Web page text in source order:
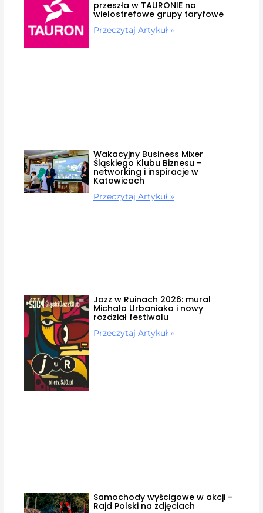
przeszła w TAURONIE na
wielostrefowe grupy taryfowe
Przeczytaj Artykuł »
Wakacyjny Business Mixer
Śląskiego Klubu Biznesu –
networking i inspiracje w
Katowicach
Przeczytaj Artykuł »
Jazz w Ruinach 2026: mural
Michała Urbaniaka i nowy
rozdział festiwalu
Przeczytaj Artykuł »
Samochody wyścigowe w akcji –
Rajd Polski na zdjęciach